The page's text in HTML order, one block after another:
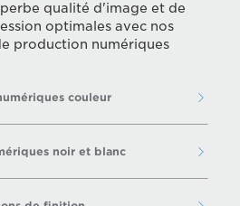
qualité d'image et de
optimales avec nos
production numériques
couleur
noir et blanc